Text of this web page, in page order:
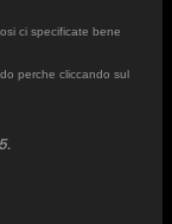
ci specificate bene
perche cliccando sul
.